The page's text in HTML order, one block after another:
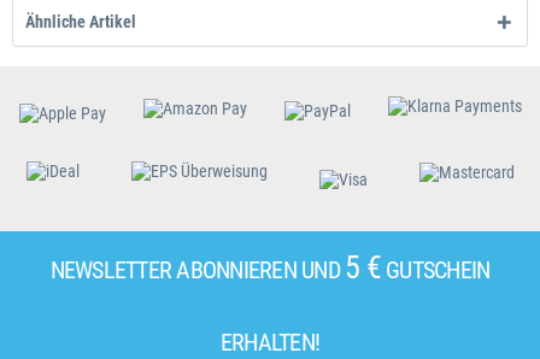
Ähnliche Artikel
NEWSLETTER ABONNIEREN UND 5 €GUTSCHEIN
ERHALTEN!